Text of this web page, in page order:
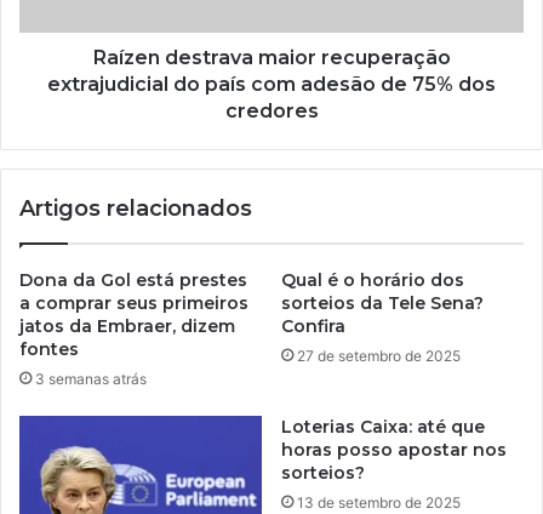
Raízen destrava maior recuperação
extrajudicial do país com adesão de 75% dos
credores
Artigos relacionados
Dona da Gol está prestes
a comprar seus primeiros
jatos da Embraer, dizem
fontes
3 semanas atrás
Qual é o horário dos
sorteios da Tele Sena?
Confira
27 de setembro de 2025
Loterias Caixa: até que
horas posso apostar nos
sorteios?
13 de setembro de 2025